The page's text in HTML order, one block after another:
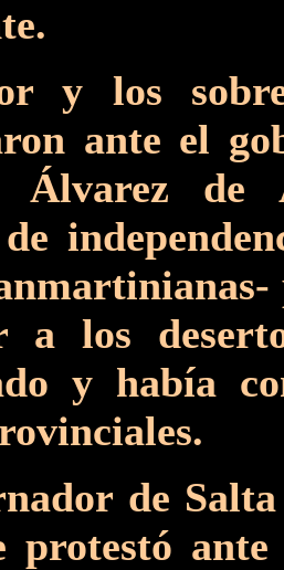
y los
ante el
Álvarez de
a los
y había
de
protestó